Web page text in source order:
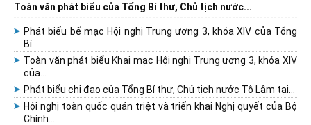
Toàn văn phát biểu của Tổng Bí thư, Chủ tịch nước...
Phát biểu bế mạc Hội nghị Trung ương 3, khóa XIV của Tổng
Bí...
Toàn văn phát biểu Khai mạc Hội nghị Trung ương 3, khóa XIV
của...
Phát biểu chỉ đạo của Tổng Bí thư, Chủ tịch nước Tô Lâm tại...
Hội nghị toàn quốc quán triệt và triển khai Nghị quyết của Bộ
Chính...